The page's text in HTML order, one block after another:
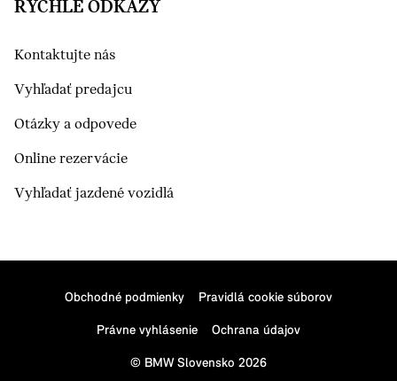
RÝCHLE ODKAZY
Kontaktujte nás
Vyhľadať predajcu
Otázky a odpovede
Online rezervácie
Vyhľadať jazdené vozidlá
Obchodné podmienky Pravidlá cookie súborov
Právne vyhlásenie Ochrana údajov
© BMW Slovensko 2026